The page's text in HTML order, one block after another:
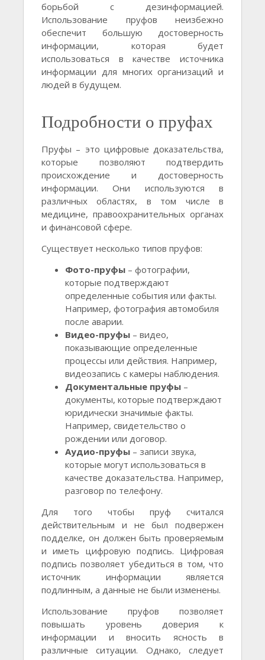
борьбой с дезинформацией.
Использование пруфов неизбежно
обеспечит большую достоверность
информации, которая будет
использоваться в качестве источника
информации для многих организаций и
людей в будущем.
Подробности о пруфах
Пруфы – это цифровые доказательства,
которые позволяют подтвердить
происхождение и достоверность
информации. Они используются в
различных областях, в том числе в
медицине, правоохранительных органах
и финансовой сфере.
Существует несколько типов пруфов:
Фото-пруфы – фотографии,
которые подтверждают
определенные события или факты.
Например, фотография автомобиля
после аварии.
Видео-пруфы – видео,
показывающие определенные
процессы или действия. Например,
видеозапись с камеры наблюдения.
Документальные пруфы –
документы, которые подтверждают
юридически значимые факты.
Например, свидетельство о
рождении или договор.
Аудио-пруфы – записи звука,
которые могут использоваться в
качестве доказательства. Например,
разговор по телефону.
Для того чтобы пруф считался
действительным и не был подвержен
подделке, он должен быть проверяемым
и иметь цифровую подпись. Цифровая
подпись позволяет убедиться в том, что
источник информации является
подлинным, а данные не были изменены.
Использование пруфов позволяет
повышать уровень доверия к
информации и вносить ясность в
различные ситуации. Однако, следует